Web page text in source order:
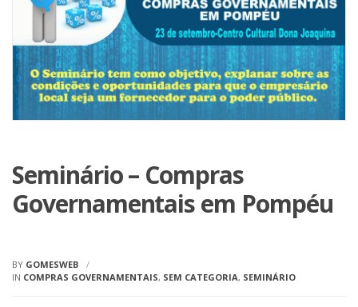
Seminário – Compras
Governamentais em Pompéu
BY GOMESWEB
IN COMPRAS GOVERNAMENTAIS, SEM CATEGORIA, SEMINÁRIO